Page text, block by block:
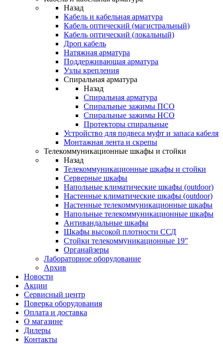
Назад
Кабель и кабельная арматура
Кабель оптический (магистральный)
Кабель оптический (локальный)
Дроп кабель
Натяжная арматура
Поддерживающая арматура
Узлы крепления
Спиральная арматура
Назад
Спиральная арматура
Спиральные зажимы ПСО
Спиральные зажимы НСО
Протекторы спиральные
Устройство для подвеса муфт и запаса кабеля
Монтажная лента и скрепы
Телекоммуникационные шкафы и стойки
Назад
Телекоммуникационные шкафы и стойки
Серверные шкафы
Напольные климатические шкафы (outdoor)
Настенные климатические шкафы (outdoor)
Настенные телекоммуникационные шкафы
Напольные телекоммуникационные шкафы
Антивандальные шкафы
Шкафы высокой плотности ССД
Стойки телекоммуникационные 19"
Органайзеры
Лабораторное оборудование
Архив
Новости
Акции
Сервисный центр
Поверка оборудования
Оплата и доставка
О магазине
Дилеры
Контакты